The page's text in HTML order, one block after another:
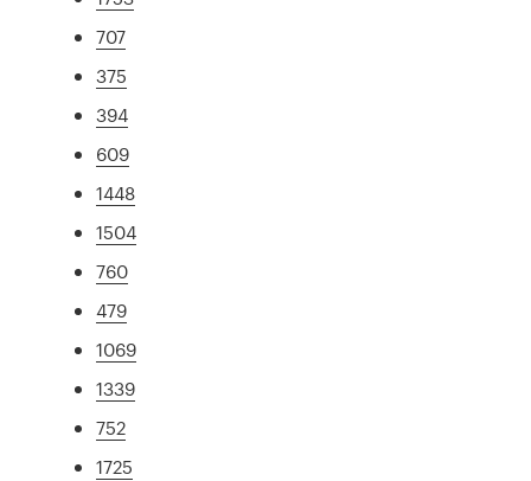
707
375
394
609
1448
1504
760
479
1069
1339
752
1725